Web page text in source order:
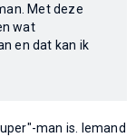
Met deze
wat
en dat kan ik
man is. Iemand